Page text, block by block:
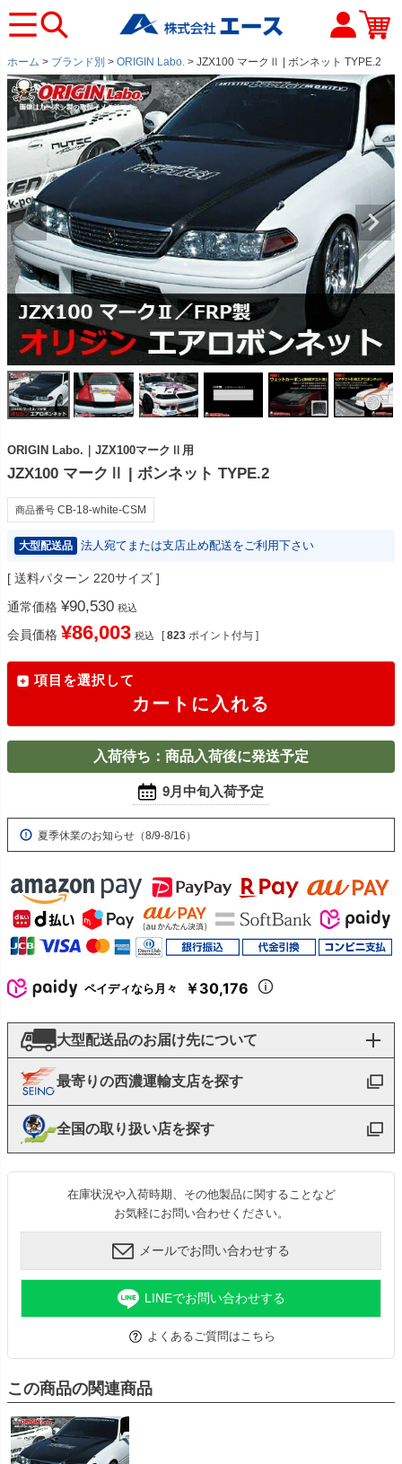
ホーム ブランド別 ORIGIN Labo. JZX100 マークⅡ | ボンネット TYPE.2
ORIGIN Labo.｜JZX100マークⅡ用
JZX100 マークⅡ | ボンネット TYPE.2
商品番号 CB-18-white-CSM
大型配送品 法人宛てまたは支店止め配送をご利用下さい
送料パターン 220サイズ
通常価格 ¥90,530 税込
会員価格 ¥86,003 税込 [ 823 ポイント付与 ]
項目を選択して
カートに入れる
入荷待ち：商品入荷後に発送予定
9月中旬入荷予定
夏季休業のお知らせ（8/9-8/16）
ペイディなら月々 ￥30,176
大型配送品のお届け先について
最寄りの西濃運輸支店を探す
全国の取り扱い店を探す
在庫状況や入荷時期、その他製品に関することなど
お気軽にお問い合わせください。
メールでお問い合わせする
LINEでお問い合わせする
よくあるご質問はこちら
この商品の関連商品